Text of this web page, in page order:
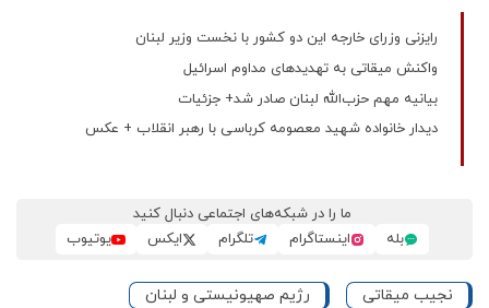
رایزنی وزرای خارجه این دو کشور با نخست وزیر لبنان
واکنش میقاتی به تهدیدهای مداوم اسرائیل
بیانیه مهم حزب‌الله لبنان صادر شد+ جزئیات
دیدار خانواده شهید معصومه کرباسی با رهبر انقلاب + عکس
ما را در شبکه‌های اجتماعی دنبال کنید
بله
اینستاگرام تلگرام ایکس یوتیوب
نجیب میقاتی
رژیم صهیونیستی و لبنان